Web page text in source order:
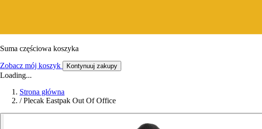
Suma częściowa koszyka
Zobacz mój koszyk Kontynuuj zakupy
Loading...
Strona główna
/ Plecak Eastpak Out Of Office